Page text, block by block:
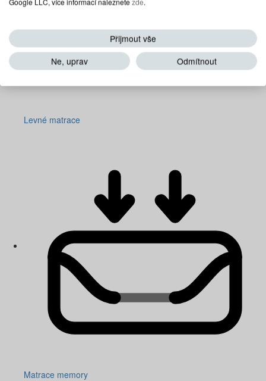
Levné matrace
Matrace memory
Přijmout vše
Ne, uprav
Odmítnout